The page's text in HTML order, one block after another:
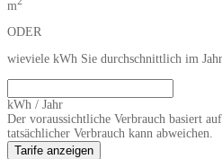
m
ODER
wieviele kWh Sie durchschnittlich im
kWh / Jahr
Der voraussichtliche Verbrauch basiert
tatsächlicher Verbrauch kann abweichen.
Tarife anzeigen